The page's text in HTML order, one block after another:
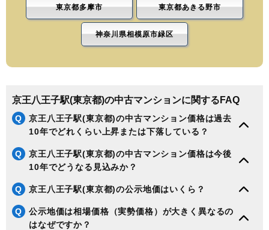
東京都多摩市 東京都あきる野市
神奈川県相模原市緑区
京王八王子駅(東京都)の中古マンションに関するFAQ
Q
京王八王子駅(東京都)の中古マンション価格は過去
10年でどれくらい上昇または下落している？
Q
京王八王子駅(東京都)の中古マンション価格は今後
10年でどうなる見込みか？
Q 京王八王子駅(東京都)の公示地価はいくら？
Q
公示地価は相場価格（実勢価格）が大きく異なるの
はなぜですか？